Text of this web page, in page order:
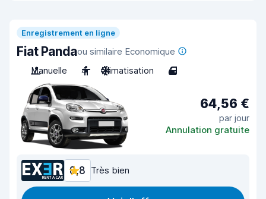
Enregistrement en ligne
Fiat Pandaou similaire Economique
Manuelle
4 Climatisation 4
64,56 €
par jour
Annulation gratuite
8,8 Très bien